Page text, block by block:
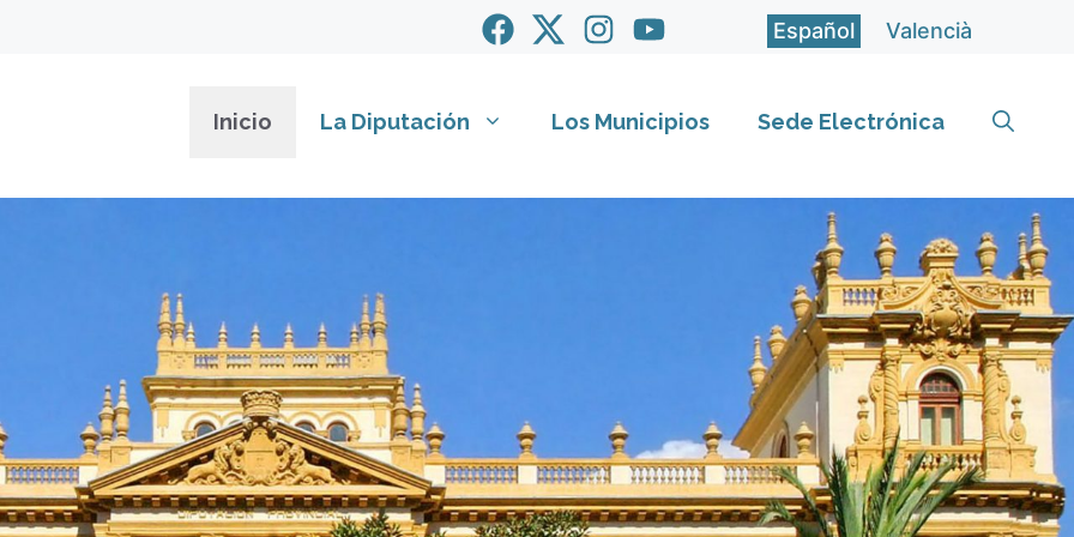
Español Valencià
Inicio La Diputación Los Municipios Sede Electrónica